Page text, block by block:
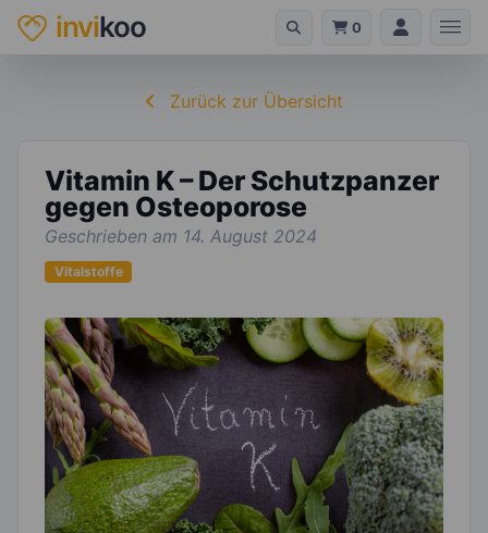
invikoo 0
Zurück zur Übersicht
Vitamin K – Der Schutzpanzer
gegen Osteoporose
Geschrieben am 14. August 2024
Vitalstoffe